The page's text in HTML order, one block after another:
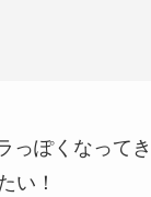
っぽくなってき
い！